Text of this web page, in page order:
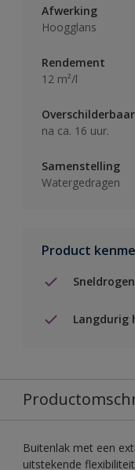
Afwerking
Hoogglans
Rendement
12 m²/l
Overschilderbaar
na ca. 16 uur.
Samenstelling
Watergedragen
Product
Langdurig
Buitenlak met een
uitstekende